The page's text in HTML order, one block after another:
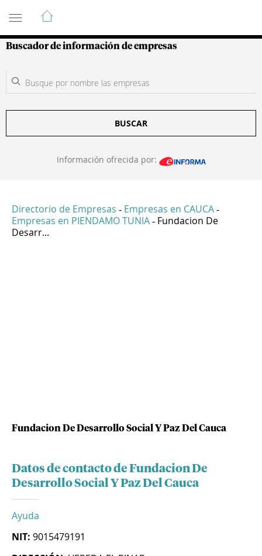
Guía de Empresas Colombianas
Buscador de información de empresas
BUSCAR
Información ofrecida por:
Directorio de Empresas - Empresas en CAUCA -
Empresas en PIENDAMO TUNIA - Fundacion De
Desarr...
Fundacion De Desarrollo Social Y Paz Del Cauca
Datos de contacto de Fundacion De
Desarrollo Social Y Paz Del Cauca
Ayuda
NIT: 9015479191